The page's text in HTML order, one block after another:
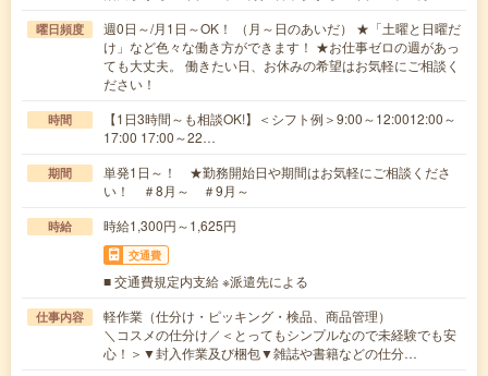
曜日頻度
週0日～/月1日～OK！ （月～日のあいだ） ★「土曜と日曜だ
け」など色々な働き方ができます！ ★お仕事ゼロの週があっ
ても大丈夫。 働きたい日、お休みの希望はお気軽にご相談く
ださい！
時間
【1日3時間～も相談OK!】＜シフト例＞9:00～12:0012:00～
17:00 17:00～22…
期間
単発1日～！ ★勤務開始日や期間はお気軽にご相談くださ
い！ ＃8月～ ＃9月～
時給 時給1,300円～1,625円
交通費
■ 交通費規定内支給 ※派遣先による
仕事内容
軽作業（仕分け・ピッキング・検品、商品管理）
＼コスメの仕分け／＜とってもシンプルなので未経験でも安
心！＞▼封入作業及び梱包▼雑誌や書籍などの仕分…